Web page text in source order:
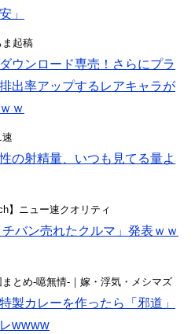
」
ま起稿
ウンロード専売！さらにプラ
出率アップするレアキャラが
ｗ
の射精量、いつも見てる量よ
】ニュー速クオリティ
バン売れたクルマ」発表ｗｗ
とめ-噫無情-｜嫁・浮気・メシマズ
製カレーを作ったら「邪道」
wwww